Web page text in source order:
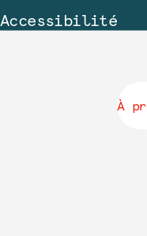
Accessibilité
À